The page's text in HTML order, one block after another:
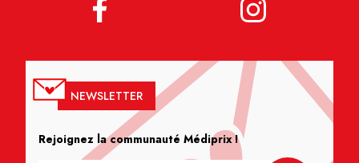
NEWSLETTER
Rejoignez la communauté Médiprix !